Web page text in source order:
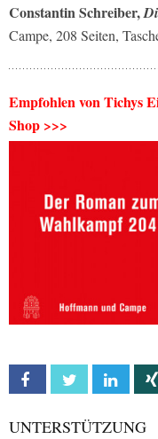
Constantin Schreiber,
Campe, 208 Seiten,
Empfohlen von Tichys
Shop >>>
Facebook Twitter
UNTERSTÜTZUNG